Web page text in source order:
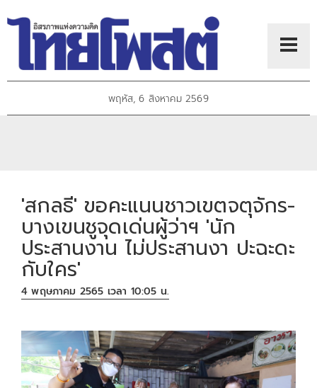
พฤหัส, 6 สิงหาคม 2569
'สกลธี' ขอคะแนนชาวเขตจตุจักร-
บางเขนชูจุดเด่นผู้ว่าฯ 'นัก
ประสานงาน ไม่ประสานงา ปะฉะดะ
กับใคร'
4 พฤษภาคม 2565 เวลา 10:05 น.